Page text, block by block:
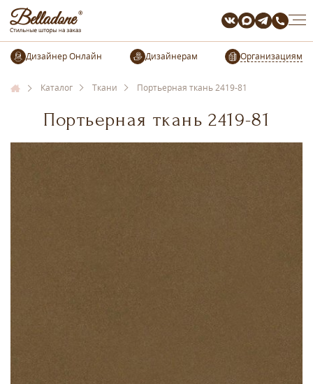
Организациям
Каталог Ткани Портьерная ткань 2419-81
Портьерная ткань 2419-81